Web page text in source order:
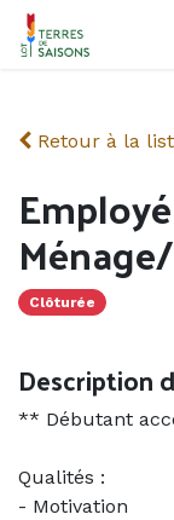
Se rendre au
Retour à la
Clôturée
Description
** Débutant
Qualités :
- Motivation